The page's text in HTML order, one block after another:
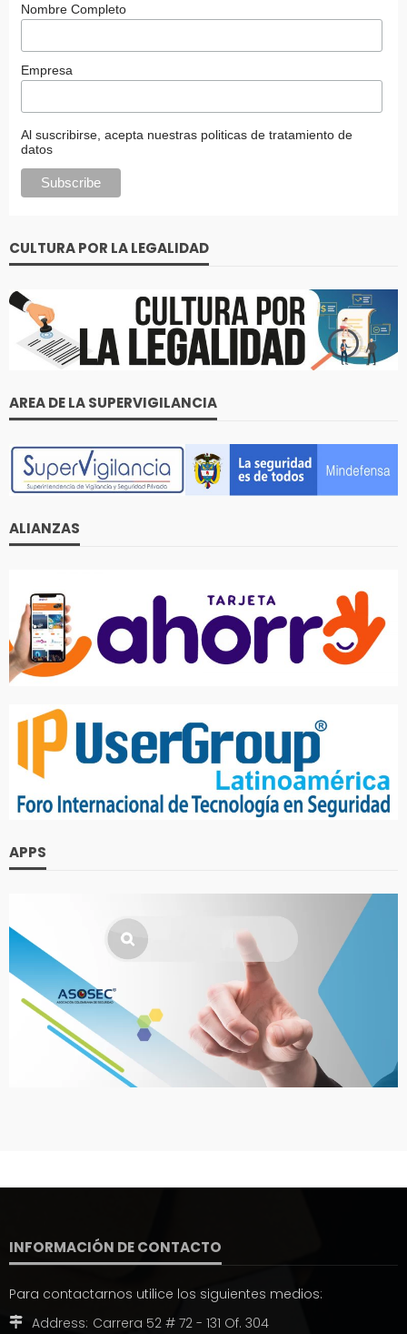
Nombre Completo
Empresa
Al suscribirse, acepta nuestras politicas de tratamiento de
datos
CULTURA POR LA LEGALIDAD
AREA DE LA SUPERVIGILANCIA
ALIANZAS
APPS
INFORMACIÓN DE CONTACTO
Para contactarnos utilice los siguientes medios:
Address: Carrera 52 # 72 - 131 Of. 304